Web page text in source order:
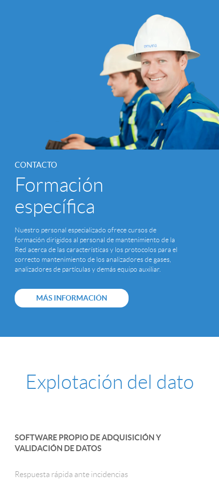
CONTACTO
Formación
específica
Nuestro personal especializado ofrece cursos de
formación dirigidos al personal de mantenimiento de la
Red acerca de las características y los protocolos para el
correcto mantenimiento de los analizadores de gases,
analizadores de partículas y demás equipo auxiliar.
MÁS INFORMACIÓN
Explotación del dato
SOFTWARE PROPIO DE ADQUISICIÓN Y
VALIDACIÓN DE DATOS
Respuesta rápida ante incidencias